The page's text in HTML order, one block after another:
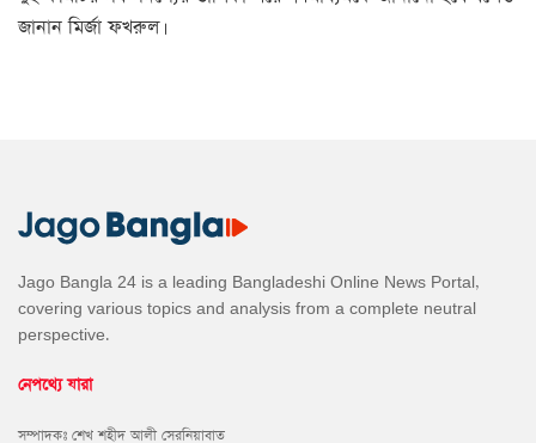
জানান মির্জা ফখরুল।
Jago Bangla 24 is a leading Bangladeshi Online News Portal,
covering various topics and analysis from a complete neutral
perspective.
নেপথ্যে যারা
সম্পাদকঃ শেখ শহীদ আলী সেরনিয়াবাত